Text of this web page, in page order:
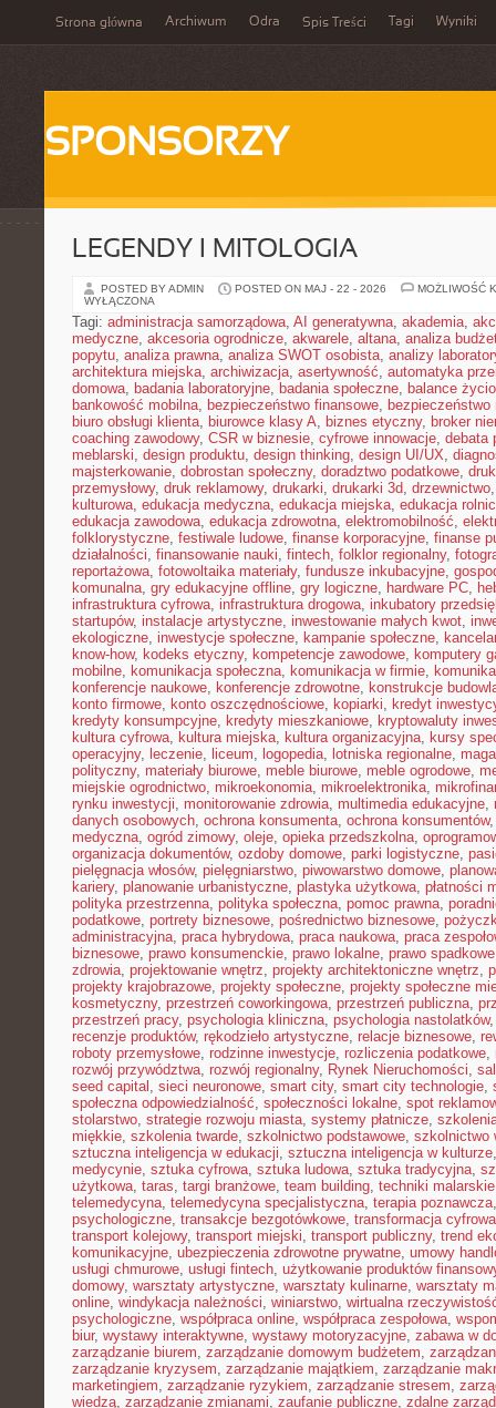
Strona główna Archiwum Odra Spis Treści Tagi Wyniki
SPONSORZY
LEGENDY I MITOLOGIA
POSTED BY ADMIN POSTED ON MAJ - 22 - 2026
MOŻLIWOŚĆ
WYŁĄCZONA
Tagi: administracja samorządowa, AI generatywna, akademia,
medyczne, akcesoria ogrodnicze, akwarele, altana, analiza
popytu, analiza prawna, analiza SWOT osobista, analizy
architektura miejska, archiwizacja, asertywność, automatyka
domowa, badania laboratoryjne, badania społeczne, balance
bankowość mobilna, bezpieczeństwo finansowe, bezpieczeństwo
biuro obsługi klienta, biurowce klasy A, biznes etyczny, broker
coaching zawodowy, CSR w biznesie, cyfrowe innowacje, debata
meblarski, design produktu, design thinking, design UI/UX,
majsterkowanie, dobrostan społeczny, doradztwo podatkowe,
przemysłowy, druk reklamowy, drukarki, drukarki 3d, drzewnictwo
kulturowa, edukacja medyczna, edukacja miejska, edukacja
edukacja zawodowa, edukacja zdrowotna, elektromobilność,
folklorystyczne, festiwale ludowe, finanse korporacyjne, finanse
działalności, finansowanie nauki, fintech, folklor regionalny,
reportażowa, fotowoltaika materiały, fundusze inkubacyjne,
komunalna, gry edukacyjne offline, gry logiczne, hardware PC,
infrastruktura cyfrowa, infrastruktura drogowa, inkubatory
startupów, instalacje artystyczne, inwestowanie małych kwot,
ekologiczne, inwestycje społeczne, kampanie społeczne,
know-how, kodeks etyczny, kompetencje zawodowe, komputery
mobilne, komunikacja społeczna, komunikacja w firmie,
konferencje naukowe, konferencje zdrowotne, konstrukcje
konto firmowe, konto oszczędnościowe, kopiarki, kredyt
kredyty konsumpcyjne, kredyty mieszkaniowe, kryptowaluty
kultura cyfrowa, kultura miejska, kultura organizacyjna, kursy
operacyjny, leczenie, liceum, logopedia, lotniska regionalne,
polityczny, materiały biurowe, meble biurowe, meble ogrodowe,
miejskie ogrodnictwo, mikroekonomia, mikroelektronika,
rynku inwestycji, monitorowanie zdrowia, multimedia edukacyjne,
danych osobowych, ochrona konsumenta, ochrona konsumentów
medyczna, ogród zimowy, oleje, opieka przedszkolna,
organizacja dokumentów, ozdoby domowe, parki logistyczne,
pielęgnacja włosów, pielęgniarstwo, piwowarstwo domowe,
kariery, planowanie urbanistyczne, plastyka użytkowa, płatności
polityka przestrzenna, polityka społeczna, pomoc prawna,
podatkowe, portrety biznesowe, pośrednictwo biznesowe,
administracyjna, praca hybrydowa, praca naukowa, praca
biznesowe, prawo konsumenckie, prawo lokalne, prawo spadkowe
zdrowia, projektowanie wnętrz, projekty architektoniczne wnętrz,
projekty krajobrazowe, projekty społeczne, projekty społeczne
kosmetyczny, przestrzeń coworkingowa, przestrzeń publiczna,
przestrzeń pracy, psychologia kliniczna, psychologia nastolatków
recenzje produktów, rękodzieło artystyczne, relacje biznesowe,
roboty przemysłowe, rodzinne inwestycje, rozliczenia podatkowe,
rozwój przywództwa, rozwój regionalny, Rynek Nieruchomości,
seed capital , sieci neuronowe, smart city, smart city technologie,
społeczna odpowiedzialność, społeczności lokalne, spot
stolarstwo, strategie rozwoju miasta, systemy płatnicze,
miękkie, szkolenia twarde, szkolnictwo podstawowe, szkolnictwo
sztuczna inteligencja w edukacji, sztuczna inteligencja w kulturze
medycynie, sztuka cyfrowa, sztuka ludowa, sztuka tradycyjna,
użytkowa, taras, targi branżowe, team building, techniki malarskie
telemedycyna, telemedycyna specjalistyczna, terapia poznawcza
psychologiczne, transakcje bezgotówkowe, transformacja cyfrowa
transport kolejowy, transport miejski, transport publiczny, trend
komunikacyjne, ubezpieczenia zdrowotne prywatne, umowy
usługi chmurowe, usługi fintech, użytkowanie produktów
domowy, warsztaty artystyczne, warsztaty kulinarne, warsztaty
online, windykacja należności, winiarstwo, wirtualna
psychologiczne, współpraca online, współpraca zespołowa,
biur, wystawy interaktywne, wystawy motoryzacyjne, zabawa w
zarządzanie biurem, zarządzanie domowym budżetem,
zarządzanie kryzysem, zarządzanie majątkiem, zarządzanie
marketingiem, zarządzanie ryzykiem, zarządzanie stresem,
wiedzą, zarządzanie zmianami, zaufanie publiczne, zdalne